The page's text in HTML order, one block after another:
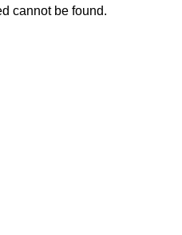
cannot be found.